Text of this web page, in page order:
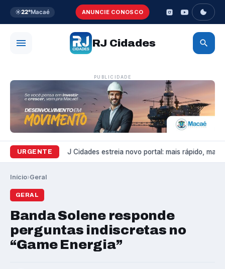
☀️22°Macaé ANUNCIE CONOSCO
RJ Cidades
PUBLICIDADE
URGENTE
Variedades RJ Cidades estreia novo portal: mais rápido, mais
Início›Geral
GERAL
Banda Solene responde
perguntas indiscretas no
“Game Energia”